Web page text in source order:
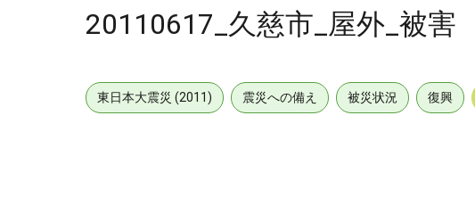
20110617_久慈市_屋外_被害
東日本大震災 (2011) 震災への備え 被災状況 復興